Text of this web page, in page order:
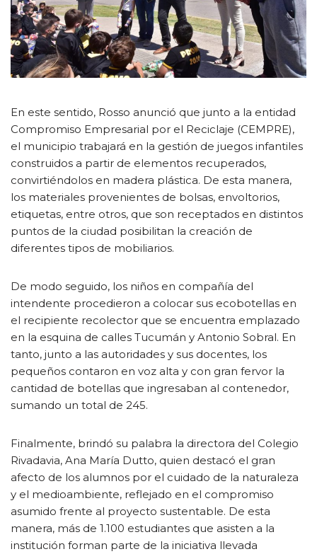
En este sentido, Rosso anunció que junto a la entidad
Compromiso Empresarial por el Reciclaje (CEMPRE),
el municipio trabajará en la gestión de juegos infantiles
construidos a partir de elementos recuperados,
convirtiéndolos en madera plástica. De esta manera,
los materiales provenientes de bolsas, envoltorios,
etiquetas, entre otros, que son receptados en distintos
puntos de la ciudad posibilitan la creación de
diferentes tipos de mobiliarios.
De modo seguido, los niños en compañía del
intendente procedieron a colocar sus ecobotellas en
el recipiente recolector que se encuentra emplazado
en la esquina de calles Tucumán y Antonio Sobral. En
tanto, junto a las autoridades y sus docentes, los
pequeños contaron en voz alta y con gran fervor la
cantidad de botellas que ingresaban al contenedor,
sumando un total de 245.
Finalmente, brindó su palabra la directora del Colegio
Rivadavia, Ana María Dutto, quien destacó el gran
afecto de los alumnos por el cuidado de la naturaleza
y el medioambiente, reflejado en el compromiso
asumido frente al proyecto sustentable. De esta
manera, más de 1.100 estudiantes que asisten a la
institución forman parte de la iniciativa llevada